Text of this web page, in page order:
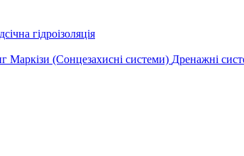
гідроізоляція
Маркізи (Сонцезахисні системи) Дренажні